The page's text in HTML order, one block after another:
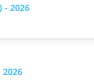
- 2026